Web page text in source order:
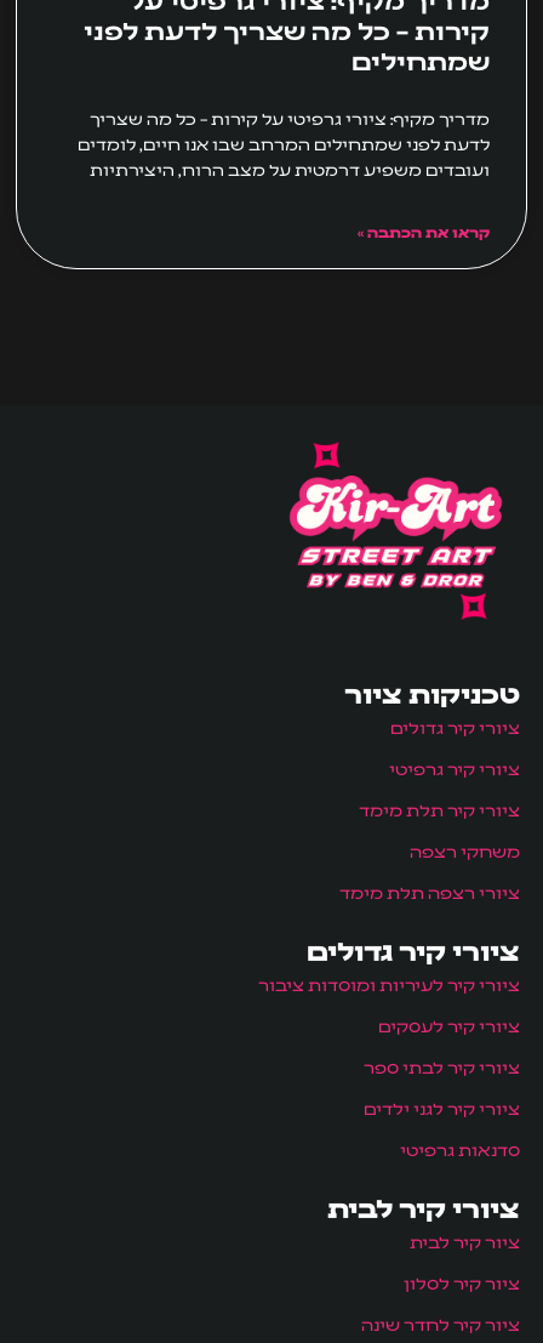
קירות – כל מה שצריך לדעת לפני
שמתחילים
מדריך מקיף: ציורי גרפיטי על קירות – כל מה שצריך
לדעת לפני שמתחילים המרחב שבו אנו חיים, לומדים
ועובדים משפיע דרמטית על מצב הרוח, היצירתיות
קראו את הכתבה »
טכניקות ציור
ציורי קיר גדולים
ציורי קיר גרפיטי
ציורי קיר תלת מימד
משחקי רצפה
ציורי רצפה תלת מימד
ציורי קיר גדולים
ציורי קיר לעיריות ומוסדות ציבור
ציורי קיר לעסקים
ציורי קיר לבתי ספר
ציורי קיר לגני ילדים
סדנאות גרפיטי
ציורי קיר לבית
ציור קיר לבית
ציור קיר לסלון
ציור קיר לחדר שינה